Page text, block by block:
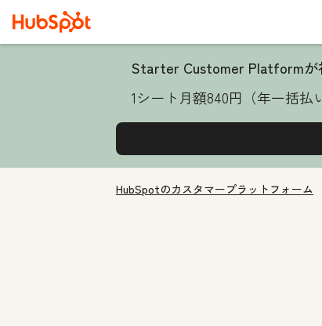
Starter Customer Platformが
1シート月額840円（年一括払
HubSpotのカスタマープラットフォーム